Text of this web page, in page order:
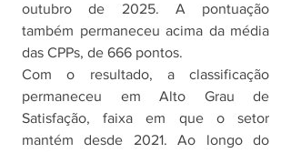
outubro de 2025. A pontuação
também permaneceu acima da média
das CPPs, de 666 pontos.
Com o resultado, a classificação
permaneceu em Alto Grau de
Satisfação, faixa em que o setor
mantém desde 2021. Ao longo do